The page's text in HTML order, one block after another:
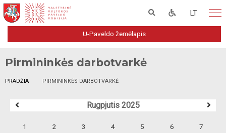
LT
U-Paveldo žemėlapis
Pirmininkės darbotvarkė
PRADŽIA PIRMININKĖS DARBOTVARKĖ
Rugpjutis 2025
1 2 3 4 5 6
7